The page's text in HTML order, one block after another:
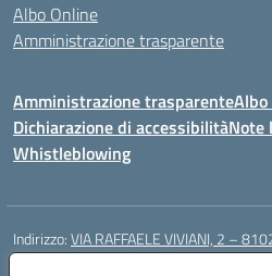
Albo Online
Amministrazione trasparente
Amministrazione trasparente
Dichiarazione di accessibilitàNote
Whistleblowing
Indirizzo:VIA RAFFAELE VIVIANI, 2 –
Centralino: